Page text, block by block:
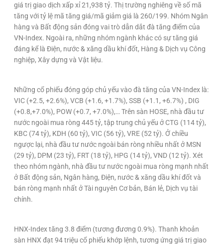
giá trị giao dịch xấp xỉ 21,938 tỷ. Thị trường nghiêng về số mã
tăng với tỷ lệ mã tăng giá/mã giảm giá là 260/199. Nhóm Ngân
hàng và Bất động sản đóng vai trò dẫn dắt đà tăng điểm của
VN-Index. Ngoài ra, những nhóm ngành khác có sự tăng giá
đáng kể là Điện, nước & xăng dầu khí đốt, Hàng & Dịch vụ Công
nghiệp, Xây dựng và Vật liệu.
Những cổ phiếu đóng góp chủ yếu vào đà tăng của VN-Index là:
VIC (+2.5, +2.6%), VCB (+1.6, +1.7%), SSB (+1.1, +6.7%) , DIG
(+0.8,+7.0%), POW (+0.7, +7.0%),… Trên sàn HOSE, nhà đầu tư
nước ngoài mua ròng 445 tỷ, tập trung chủ yếu ở CTG (114 tỷ),
KBC (74 tỷ), KDH (60 tỷ), VIC (56 tỷ), VRE (52 tỷ). Ở chiều
ngược lại, nhà đầu tư nước ngoài bán ròng nhiều nhất ở MSN
(29 tỷ), DPM (23 tỷ), FRT (18 tỷ), HPG (14 tỷ), VND (12 tỷ). Xét
theo nhóm ngành, nhà đầu tư nước ngoài mua ròng mạnh nhất
ở Bất động sản, Ngân hàng, Điện, nước & xăng dầu khí đốt và
bán ròng mạnh nhất ở Tài nguyên Cơ bản, Bán lẻ, Dịch vụ tài
chính.
HNX-Index tăng 3.8 điểm (tương đương 0.9%). Thanh khoản
sàn HNX đạt 94 triệu cổ phiếu khớp lệnh, tương ứng giá trị giao